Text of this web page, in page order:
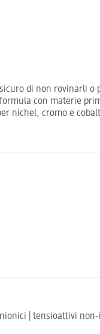
di non rovinarli
con materie
nichel, cromo e
| tensioattivi